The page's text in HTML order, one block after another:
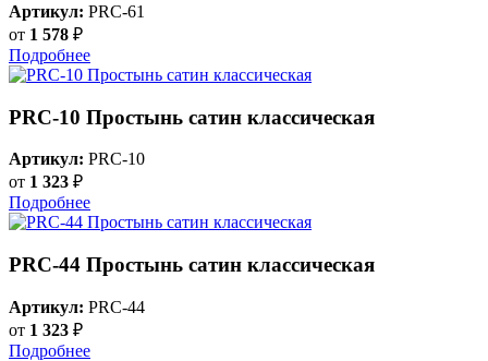
Артикул: PRC-61
от 1 578 ₽
Подробнее
PRC-10 Простынь сатин классическая
Артикул: PRC-10
от 1 323 ₽
Подробнее
PRC-44 Простынь сатин классическая
Артикул: PRC-44
от 1 323 ₽
Подробнее